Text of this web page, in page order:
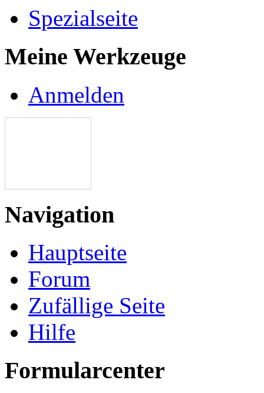
Spezialseite
Meine Werkzeuge
Anmelden
Navigation
Hauptseite
Forum
Zufällige Seite
Hilfe
Formularcenter